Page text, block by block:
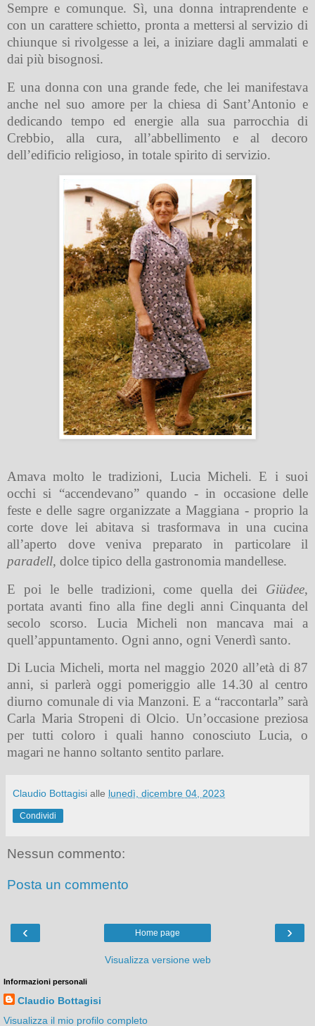
Sempre e comunque. Sì, una donna intraprendente e
con un carattere schietto, pronta a mettersi al servizio di
chiunque si rivolgesse a lei, a iniziare dagli ammalati e
dai più bisognosi.
E una donna con una grande fede, che lei manifestava
anche nel suo amore per la chiesa di Sant’Antonio e
dedicando tempo ed energie alla sua parrocchia di
Crebbio, alla cura, all’abbellimento e al decoro
dell’edificio religioso, in totale spirito di servizio.
Amava molto le tradizioni, Lucia Micheli. E i suoi
occhi si “accendevano” quando - in occasione delle
feste e delle sagre organizzate a Maggiana - proprio la
corte dove lei abitava si trasformava in una cucina
all’aperto dove veniva preparato in particolare il
paradell, dolce tipico della gastronomia mandellese.
E poi le belle tradizioni, come quella dei Giüdee,
portata avanti fino alla fine degli anni Cinquanta del
secolo scorso. Lucia Micheli non mancava mai a
quell’appuntamento. Ogni anno, ogni Venerdì santo.
Di Lucia Micheli, morta nel maggio 2020 all’età di 87
anni, si parlerà oggi pomeriggio alle 14.30 al centro
diurno comunale di via Manzoni. E a “raccontarla” sarà
Carla Maria Stropeni di Olcio. Un’occasione preziosa
per tutti coloro i quali hanno conosciuto Lucia, o
magari ne hanno soltanto sentito parlare.
Claudio Bottagisi alle lunedì, dicembre 04, 2023
Condividi
Nessun commento:
Posta un commento
‹ ›
Home page
Visualizza versione web
Informazioni personali
Claudio Bottagisi
Visualizza il mio profilo completo